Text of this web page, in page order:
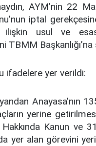
AYM’nin 22
iptal
usul ve
Başkanlığı’na
ifadelere yer verildi:
Anayasa’nın
yerine
Kanun ve
yer alan görevini